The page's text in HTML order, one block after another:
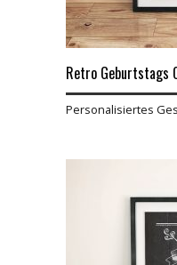
Retro Geburtstags
Personalisiertes